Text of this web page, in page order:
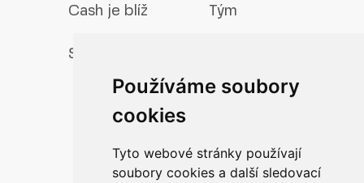
Používáme soubory
cookies
Tyto webové stránky používají
soubory cookies a další sledovací
Cash je blíž
Smart Zlín
Tým